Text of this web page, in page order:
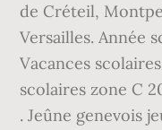
de Créteil,
Versailles. Année
Vacances
scolaires zone C
. Jeûne genevois